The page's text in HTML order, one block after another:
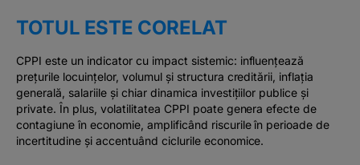
TOTUL ESTE CORELAT
CPPI este un indicator cu impact sistemic: influențează
prețurile locuințelor, volumul și structura creditării, inflația
generală, salariile și chiar dinamica investițiilor publice și
private. În plus, volatilitatea CPPI poate genera efecte de
contagiune în economie, amplificând riscurile în perioade de
incertitudine și accentuând ciclurile economice.